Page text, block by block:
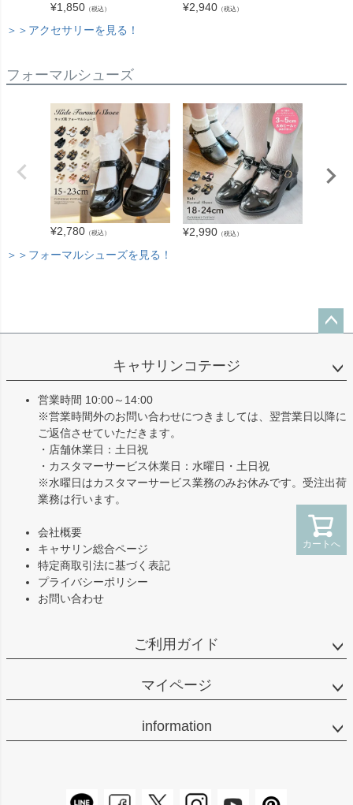
カートへ
¥1,850 （税込） ¥2,940 （税込）
＞＞アクセサリーを見る！
フォーマルシューズ
¥2,780 （税込） ¥2,990 （税込）
＞＞フォーマルシューズを見る！
ップ
キャサリンコテージ
営業時間 10:00～14:00
※営業時間外のお問い合わせにつきましては、翌営業日以降に
ご返信させていただきます。
・店舗休業日：土日祝
・カスタマーサービス休業日：水曜日・土日祝
※水曜日はカスタマーサービス業務のみお休みです。受注出荷
業務は行います。
会社概要
キャサリン総合ページ
特定商取引法に基づく表記
プライバシーポリシー
お問い合わせ
ご利用ガイド
マイページ
information